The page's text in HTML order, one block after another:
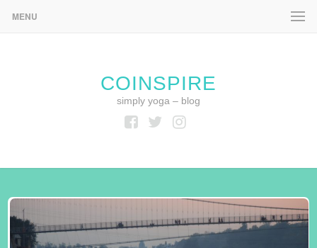
MENU
COINSPIRE
simply yoga – blog